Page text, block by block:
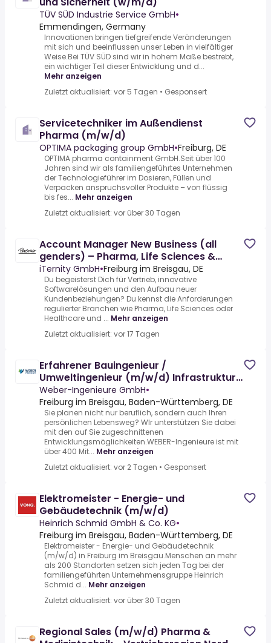
TÜV SÜD Industrie Service GmbH•
Emmendingen, Germany
Innovationen bringen tiefgreifende Veränderungen
mit sich und beeinflussen unser Leben in vielfältiger
Weise.Bei TÜV SÜD sind wir in hohem Maße bestrebt,
ein wichtiger Teil dieser Entwicklung und d...
Mehr anzeigen
Zuletzt aktualisiert: vor 5 Tagen • Gesponsert
Servicetechniker im Außendienst
Pharma (m/w/d)
OPTIMA packaging group GmbH•Freiburg, DE
OPTIMA pharma containment GmbH.Seit über 100
Jahren sind wir als familiengeführtes Unternehmen
der Technologieführer im Dosieren, Füllen und
Verpacken anspruchsvoller Produkte – von flüssig
bis fes... Mehr anzeigen
Zuletzt aktualisiert: vor über 30 Tagen
Account Manager New Business (all
genders) – Pharma, Life Sciences &
Healthcare
iTernity GmbH•Freiburg im Breisgau, DE
Du begeisterst Dich für Vertrieb, innovative
Softwarelösungen und den Aufbau neuer
Kundenbeziehungen? Du kennst die Anforderungen
regulierter Branchen wie Pharma, Life Sciences oder
Healthcare und ... Mehr anzeigen
Zuletzt aktualisiert: vor 17 Tagen
Erfahrener Bauingenieur /
Umweltingenieur (m/w/d) Infrastruktur
– mit Entwicklungsperspektive zur
Weber-Ingenieure GmbH•
Freiburg im Breisgau, Baden-Württemberg, DE
Sie planen nicht nur beruflich, sondern auch Ihren
persönlichen Lebensweg? WIr unterstützen Sie dabei
mit den auf Sie zugeschnittenen
Entwicklungsmöglichkeiten.WEBER-Ingenieure ist mit
über 400 Mit... Mehr anzeigen
Zuletzt aktualisiert: vor 2 Tagen • Gesponsert
Elektromeister - Energie- und
Gebäudetechnik (m/w/d)
Heinrich Schmid GmbH & Co. KG•
Freiburg im Breisgau, Baden-Württemberg, DE
Elektromeister - Energie- und Gebäudetechnik
(m/w/d) in Freiburg im Breisgau.Menschen an mehr
als 200 Standorten setzen sich jeden Tag bei der
familiengeführten Unternehmensgruppe Heinrich
Schmid d... Mehr anzeigen
Zuletzt aktualisiert: vor über 30 Tagen
Regional Sales (m/w/d) Pharma &